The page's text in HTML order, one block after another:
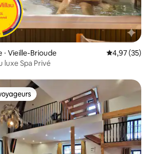
Vieille-Brioude Évaluation
4,97 (35)
luxe Spa Privé